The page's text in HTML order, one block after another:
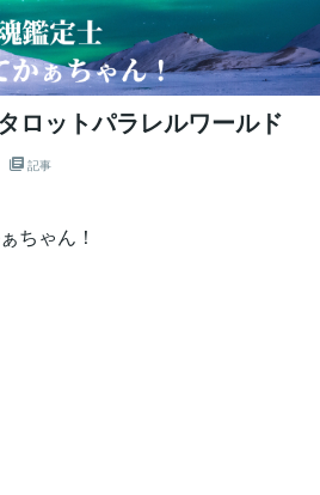
ロットパラレルワールド
記事
ちゃん！